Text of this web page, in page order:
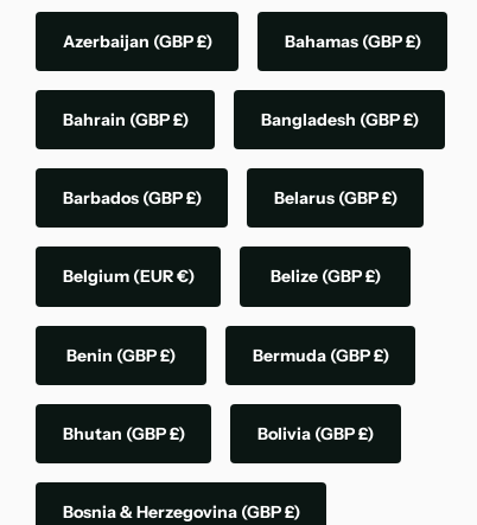
Azerbaijan (GBP £) Bahamas (GBP £)
Bahrain (GBP £) Bangladesh (GBP £)
Barbados (GBP £) Belarus (GBP £)
Belgium (EUR €) Belize (GBP £)
Benin (GBP £) Bermuda (GBP £)
Bhutan (GBP £) Bolivia (GBP £)
Bosnia & Herzegovina (GBP £)